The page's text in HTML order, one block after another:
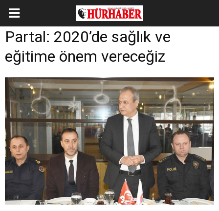
Partal: 2020’de sağlık ve
eğitime önem vereceğiz